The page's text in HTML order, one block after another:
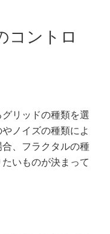
コントロ
リッドの種類を選
ノイズの種類によ
、フラクタルの種
いものが決まって